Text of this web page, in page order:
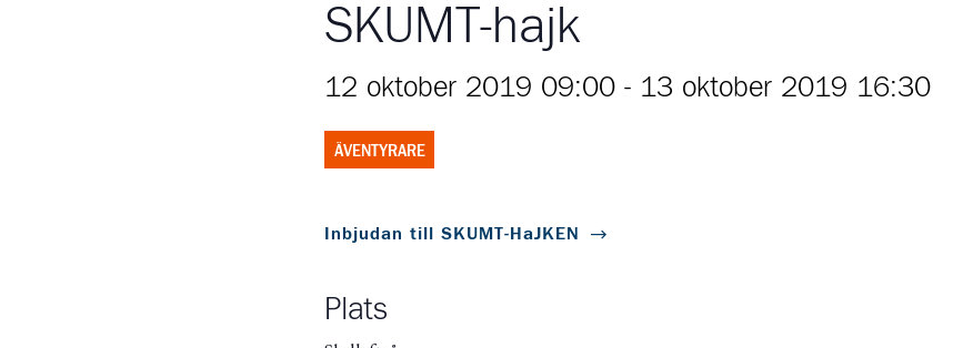
SKUMT-hajk
12 oktober 2019 09:00 - 13 oktober 2019 16:30
ÄVENTYRARE
Inbjudan till SKUMT-HaJKEN
Plats